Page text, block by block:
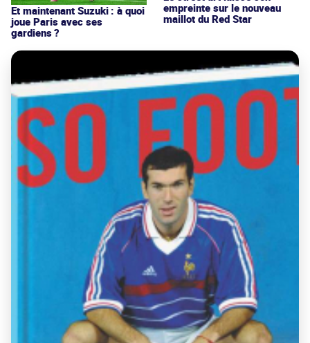
Et maintenant Suzuki : à quoi
joue Paris avec ses
gardiens ?
empreinte sur le nouveau
maillot du Red Star